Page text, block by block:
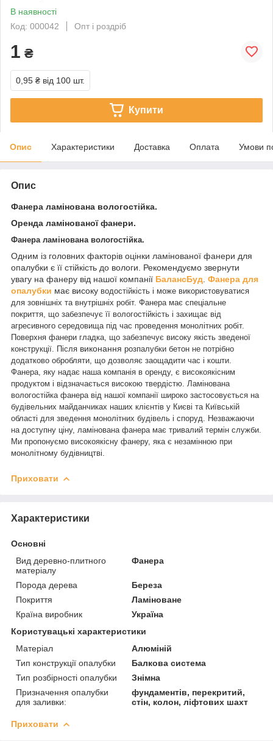
В наявності
Код: 000042
Опт і роздріб
1 ₴
0,95 ₴ від 100 шт.
Купити
Опис Характеристики Доставка Оплата Умови
Опис
Фанера ламінована вологостійка.
Оренда ламінованої фанери.
Фанера ламінована вологостійка.
Одним із головних факторів оцінки ламінованої фанери для
опалубки є її стійкість до вологи. Рекомендуємо звернути
увагу на фанеру від нашої компанії БалансБуд Фанера для
опалубки має високу водостійкість і може використовуватися
для зовнішніх та внутрішніх робіт. Фанера має спеціальне
покриття, що забезпечує її вологостійкість і захищає від
агресивного середовища під час проведення монолітних робіт.
Поверхня фанери гладка, що забезпечує високу якість зведеної
конструкції. Після виконання розпалубки бетон не потрібно
додатково обробляти, що дозволяє заощадити час і кошти.
Фанера, яку надає наша компанія в оренду, є високоякісним
продуктом і відзначається високою твердістю. Ламінована
вологостійка фанера від нашої компанії широко застосовується на
будівельних майданчиках наших клієнтів у Києві та Київській
області для зведення монолітних будівель і споруд. Незважаючи
на доступну ціну, ламінована фанера має тривалий термін служби.
Ми пропонуємо високоякісну фанеру, яка є незамінною при
монолітному будівництві.
Приховати
Характеристики
Основні
Вид деревно-плитного
матеріалу
Фанера
Порода дерева
Береза
Покриття
Ламіноване
Країна виробник
Україна
Користувацькі характеристики
Матеріал
Алюміній
Тип конструкції опалубки
Балкова система
Тип розбірності опалубки
Знімна
Призначення опалубки
для заливки:
фундаментів, перекритий,
стін, колон, ліфтових шахт
Приховати